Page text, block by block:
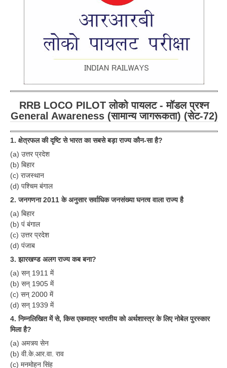
RRB LOCO PILOT लोको पायलट - मॉडल प्रश्न
General Awareness (सामान्य जागरूकता) (सेट-72)
1. क्षेत्रफल की दृष्टि से भारत का सबसे बड़ा राज्य कौन-सा है?
(a) उत्तर प्रदेश
(b) बिहार
(c) राजस्थान
(d) पश्चिम बंगाल
2. जनगणना 2011 के अनुसार सर्वाधिक जनसंख्या घनत्व वाला राज्य है
(a) बिहार
(b) पं बंगाल
(c) उत्तर प्रदेश
(d) पंजाब
3. झारखण्ड अलग राज्य कब बना?
(a) सन् 1911 में
(b) सन् 1905 में
(c) सन् 2000 में
(d) सन् 1939 में
4. निम्नलिखित में से, किस एकमात्र भारतीय को अर्थशास्त्र के लिए नोबेल पुरस्कार
मिला है?
(a) अमत्र्य सेन
(b) वी.के.आर.वा. राव
(c) मनमोहन सिंह